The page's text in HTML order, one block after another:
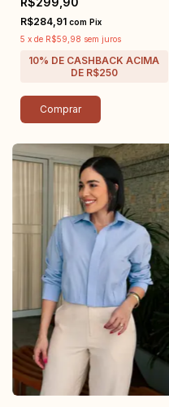
R$284,91 com Pix
5 x de R$59,98 sem juros
Comprar